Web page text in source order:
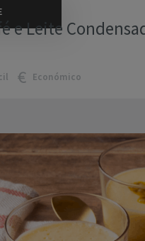
e Leite
Económico